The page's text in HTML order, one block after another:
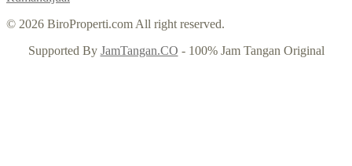
© 2026 BiroProperti.com All right reserved.
Supported By JamTangan.CO - 100% Jam Tangan Original